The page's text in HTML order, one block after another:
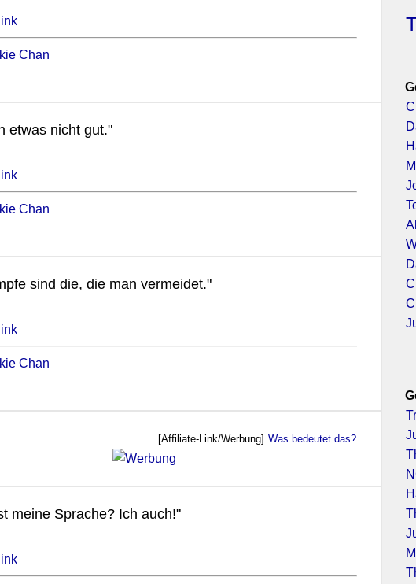
Chan
etwas nicht gut."
Chan
sind die, die man vermeidet."
Chan
[Affiliate-Link/Werbung] Was bedeutet das?
meine Sprache? Ich auch!"